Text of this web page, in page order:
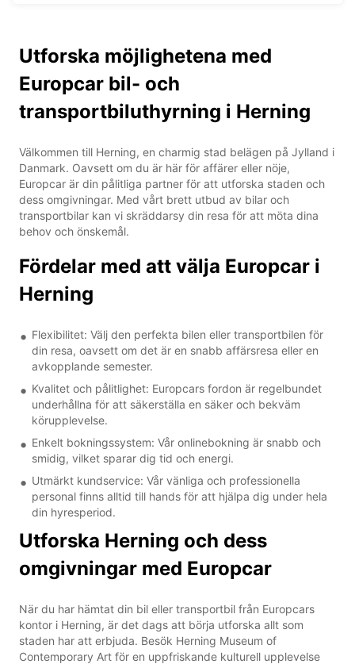
Utforska möjlighetena med
Europcar bil- och
transportbiluthyrning i Herning
Välkommen till Herning, en charmig stad belägen på Jylland i
Danmark. Oavsett om du är här för affärer eller nöje,
Europcar är din pålitliga partner för att utforska staden och
dess omgivningar. Med vårt brett utbud av bilar och
transportbilar kan vi skräddarsy din resa för att möta dina
behov och önskemål.
Fördelar med att välja Europcar i
Herning
Flexibilitet: Välj den perfekta bilen eller transportbilen för
din resa, oavsett om det är en snabb affärsresa eller en
avkopplande semester.
Kvalitet och pålitlighet: Europcars fordon är regelbundet
underhållna för att säkerställa en säker och bekväm
körupplevelse.
Enkelt bokningssystem: Vår onlinebokning är snabb och
smidig, vilket sparar dig tid och energi.
Utmärkt kundservice: Vår vänliga och professionella
personal finns alltid till hands för att hjälpa dig under hela
din hyresperiod.
Utforska Herning och dess
omgivningar med Europcar
När du har hämtat din bil eller transportbil från Europcars
kontor i Herning, är det dags att börja utforska allt som
staden har att erbjuda. Besök Herning Museum of
Contemporary Art för en uppfriskande kulturell upplevelse